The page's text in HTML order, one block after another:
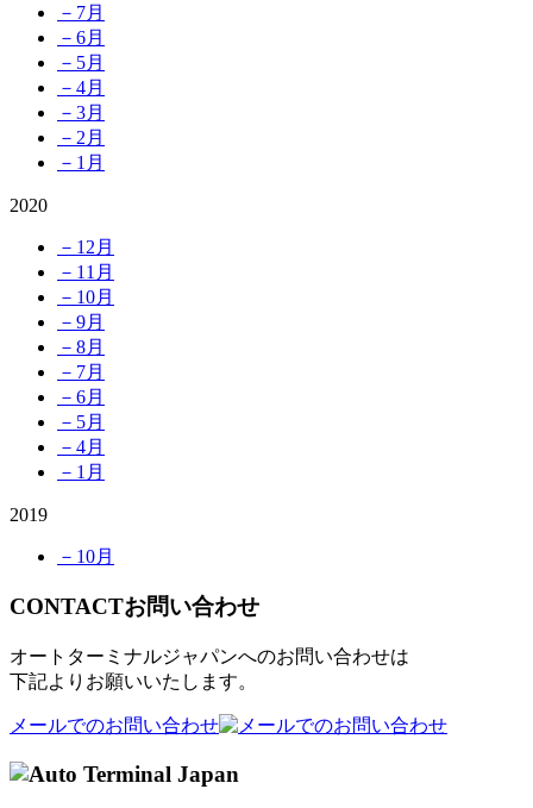
－7月
－6月
－5月
－4月
－3月
－2月
－1月
2020
－12月
－11月
－10月
－9月
－8月
－7月
－6月
－5月
－4月
－1月
2019
－10月
CONTACTお問い合わせ
オートターミナルジャパンへのお問い合わせは
下記よりお願いいたします。
メールでのお問い合わせ